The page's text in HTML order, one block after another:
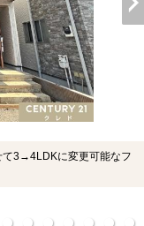
て3→4LDKに変更可能なフ